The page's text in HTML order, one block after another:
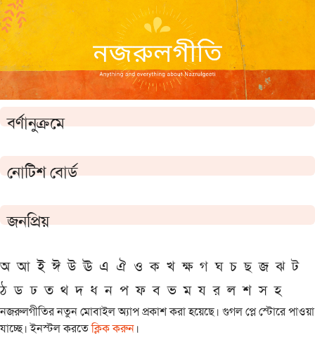
বর্ণানুক্রমে
নোটিশ বোর্ড
জনপ্রিয়
অ আ ই ঈ উ ঊ এ ঐ ও ক খ ক্ষ গ ঘ চ ছ জ ঝ ট
ঠ ড ঢ ত থ দ ধ ন প ফ ব ভ ম য র ল শ স হ
নজরুলগীতির নতুন মোবাইল অ্যাপ প্রকাশ করা হয়েছে। গুগল প্লে স্টোরে পাওয়া
যাচ্ছে। ইনস্টল করতেক্লিক করুন।